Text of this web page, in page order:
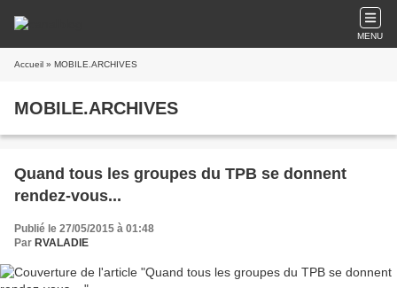
MENU
Accueil » MOBILE.ARCHIVES
MOBILE.ARCHIVES
Quand tous les groupes du TPB se donnent
rendez-vous...
Publié le 27/05/2015 à 01:48
Par RVALADIE